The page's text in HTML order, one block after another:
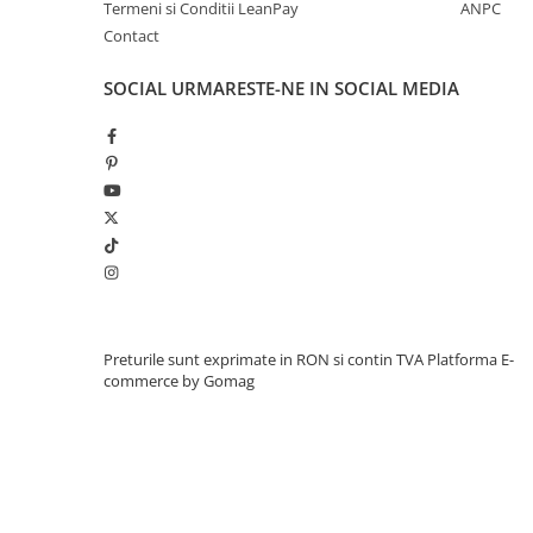
Termeni si Conditii LeanPay
Contact
ANPC
SOCIAL URMARESTE-NE IN SOCIAL MEDIA
Preturile sunt exprimate in RON si contin TVA Platforma E-
commerce by Gomag